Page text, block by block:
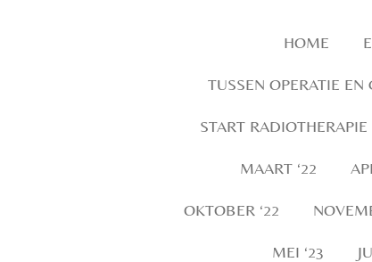
HOME
TUSSEN OPERATIE EN
START RADIOTHERAPIE
MAART ‘22
OKTOBER ‘22
MEI ‘23